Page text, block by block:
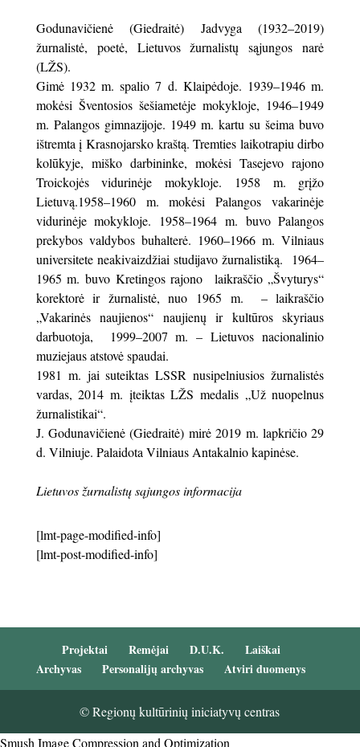
Godunavičienė (Giedraitė) Jadvyga (1932–2019)
žurnalistė, poetė, Lietuvos žurnalistų sąjungos narė
(LŽS).
Gimė 1932 m. spalio 7 d. Klaipėdoje. 1939–1946 m.
mokėsi Šventosios šešiametėje mokykloje, 1946–1949
m. Palangos gimnazijoje. 1949 m. kartu su šeima buvo
ištremta į Krasnojarsko kraštą. Tremties laikotrapiu dirbo
kolūkyje, miško darbininke, mokėsi Tasejevo rajono
Troickojės vidurinėje mokykloje. 1958 m. grįžo
Lietuvą.1958–1960 m. mokėsi Palangos vakarinėje
vidurinėje mokykloje. 1958–1964 m. buvo Palangos
prekybos valdybos buhalterė. 1960–1966 m. Vilniaus
universitete neakivaizdžiai studijavo žurnalistiką. 1964–
1965 m. buvo Kretingos rajono laikraščio „Švyturys“
korektorė ir žurnalistė, nuo 1965 m. – laikraščio
„Vakarinės naujienos“ naujienų ir kultūros skyriaus
darbuotoja, 1999–2007 m. – Lietuvos nacionalinio
muziejaus atstovė spaudai.
1981 m. jai suteiktas LSSR nusipelniusios žurnalistės
vardas, 2014 m. įteiktas LŽS medalis „Už nuopelnus
žurnalistikai“.
J. Godunavičienė (Giedraitė) mirė 2019 m. lapkričio 29
d. Vilniuje. Palaidota Vilniaus Antakalnio kapinėse.
Lietuvos žurnalistų sąjungos informacija
[lmt-page-modified-info]
[lmt-post-modified-info]
Projektai Remėjai D.U.K.
Laiškai
Archyvas
Personalijų archyvas Atviri duomenys
© Regionų kultūrinių iniciatyvų centras
Smush Image Compression and Optimization